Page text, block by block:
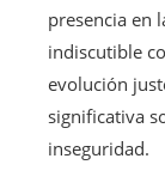
presencia en
indiscutible
evolución
significativa
inseguridad.